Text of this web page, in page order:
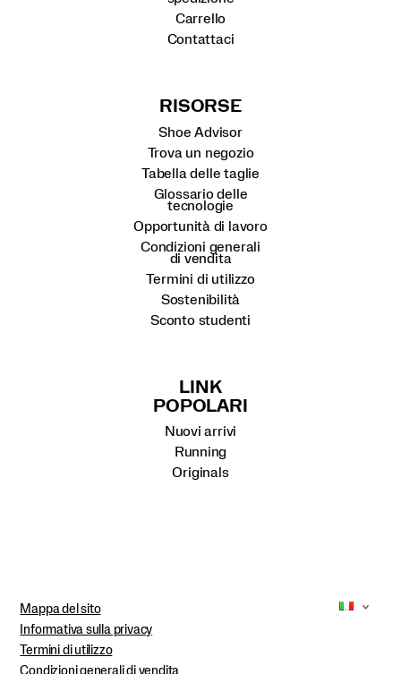
Carrello
Contattaci
RISORSE
Shoe Advisor
Trova un negozio
Tabella delle taglie
Glossario delle
tecnologie
Opportunità di lavoro
Condizioni generali
di vendita
Termini di utilizzo
Sostenibilità
Sconto studenti
LINK
POPOLARI
Nuovi arrivi
Running
Originals
Mappa del sito
Informativa sulla privacy
Termini di utilizzo
Condizioni generali di vendita